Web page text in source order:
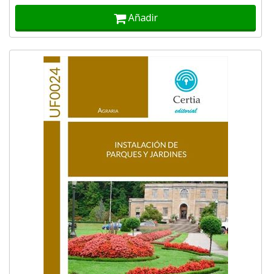
Añadir